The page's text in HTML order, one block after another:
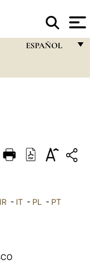
ESPAÑOL
DEUTSCH
العربيّة - IT- PL- PT